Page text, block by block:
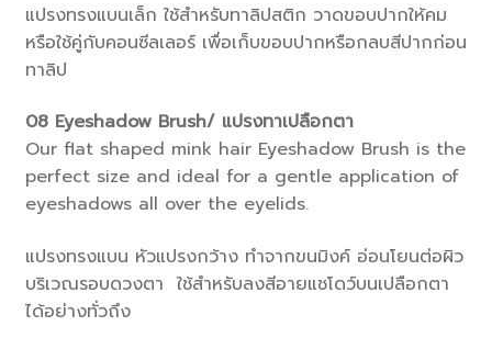
แปรงทรงแบนเล็ก ใช้สำหรับทาลิปสติก วาดขอบปากให้คม
หรือใช้คู่กับคอนซีลเลอร์ เพื่อเก็บขอบปากหรือกลบสีปากก่อน
ทาลิป
08Eyeshadow Brush/ แปรงทาเปลือกตา
Our flat shaped mink hair Eyeshadow Brush is the
perfect size and ideal for a gentle application of
eyeshadows all over the eyelids.
แปรงทรงแบน หัวแปรงกว้าง ทำจากขนมิงค์ อ่อนโยนต่อผิว
บริเวณรอบดวงตา ใช้สำหรับลงสีอายแชโดว์บนเปลือกตา
ได้อย่างทั่วถึง